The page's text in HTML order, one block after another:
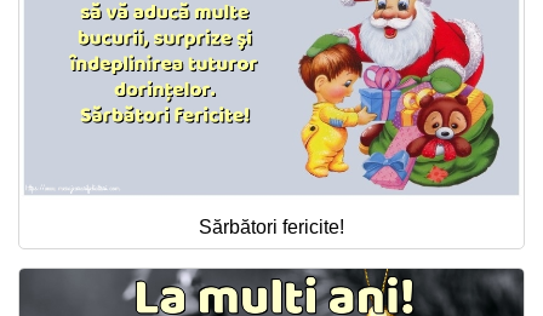
Sărbători fericite!